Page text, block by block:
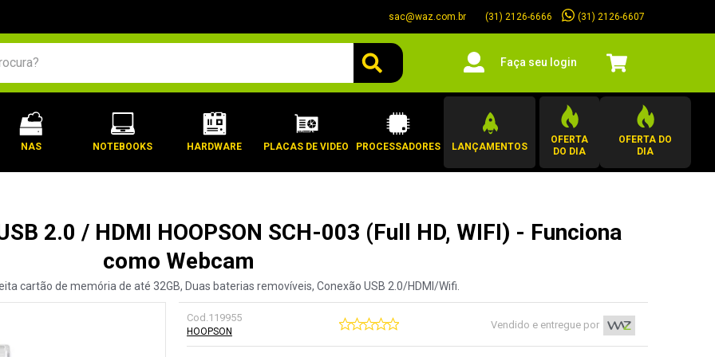
sac@waz.com.br (31) 2126-6666 (31) 2126-6607
Faça seu login
NAS NOTEBOOKS HARDWARE PLACAS DE VIDEO PROCESSADORES LANÇAMENTOS
OFERTA
DO DIA
OFERTA DO
DIA
2.0 / HDMI HOOPSON SCH-003 (Full HD, WIFI) - Funciona
como Webcam
cartão de memória de até 32GB, Duas baterias removíveis, Conexão USB 2.0/HDMI/Wifi.
Cod.119955
HOOPSON
Vendido e entregue por